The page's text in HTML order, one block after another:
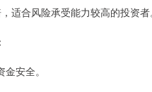
适合风险承受能力较高的投资者。
安全。